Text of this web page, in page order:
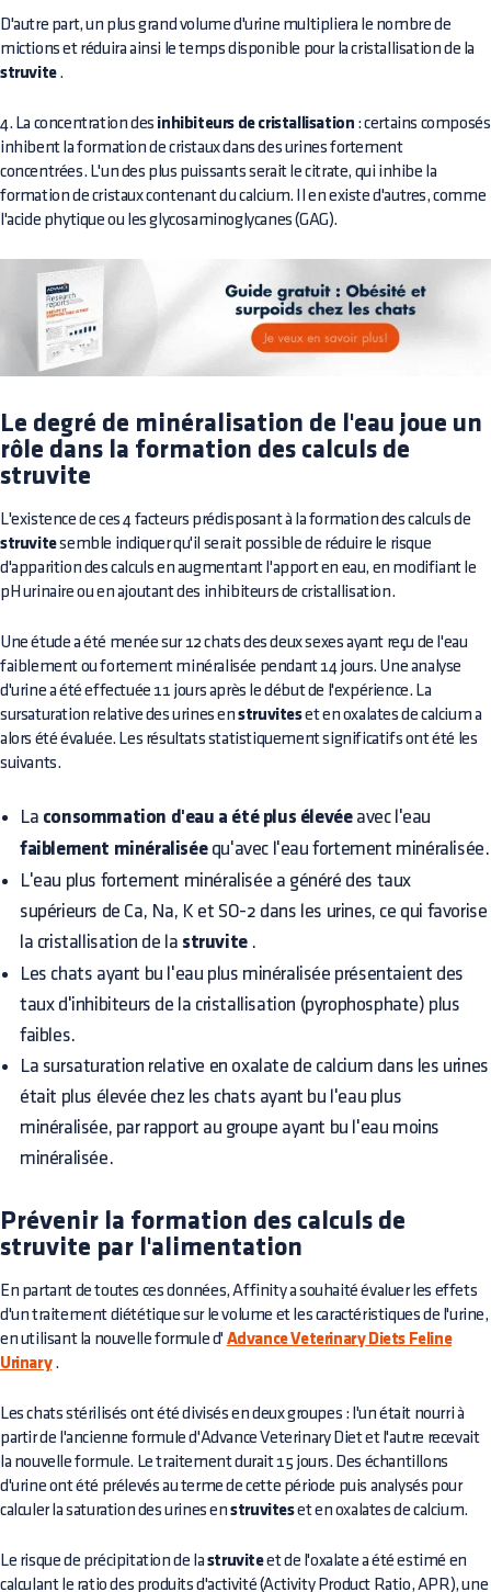
D'autre part, un plus grand volume d'urine multipliera le nombre de
mictions et réduira ainsi le temps disponible pour la cristallisation de la
struvite.
4. La concentration des inhibiteurs de cristallisation : certains composés
inhibent la formation de cristaux dans des urines fortement
concentrées. L'un des plus puissants serait le citrate, qui inhibe la
formation de cristaux contenant du calcium. Il en existe d'autres, comme
l'acide phytique ou les glycosaminoglycanes (GAG).
Le degré de minéralisation de l'eau joue un
rôle dans la formation des calculs de
struvite
L'existence de ces 4 facteurs prédisposant à la formation des calculs de
struvitesemble indiquer qu'il serait possible de réduire le risque
d'apparition des calculs en augmentant l'apport en eau, en modifiant le
pH urinaire ou en ajoutant des inhibiteurs de cristallisation.
Une étude a été menée sur 12 chats des deux sexes ayant reçu de l'eau
faiblement ou fortement minéralisée pendant 14 jours. Une analyse
d'urine a été effectuée 11 jours après le début de l'expérience. La
sursaturation relative des urines enstruviteset en oxalates de calcium a
alors été évaluée. Les résultats statistiquement significatifs ont été les
suivants.
La consommation d'eau a été plus élevéeavec l'eau
faiblement minéraliséequ'avec l'eau fortement minéralisée.
L'eau plus fortement minéralisée a généré des taux
supérieurs de Ca, Na, K et SO-2 dans les urines, ce qui favorise
la cristallisation de la struvite.
Les chats ayant bu l'eau plus minéralisée présentaient des
taux d'inhibiteurs de la cristallisation (pyrophosphate) plus
faibles.
La sursaturation relative en oxalate de calcium dans les urines
était plus élevée chez les chats ayant bu l'eau plus
minéralisée, par rapport au groupe ayant bu l'eau moins
minéralisée.
Prévenir la formation des calculs de
struvite par l'alimentation
En partant de toutes ces données, Affinity a souhaité évaluer les effets
d'un traitement diététique sur le volume et les caractéristiques de l'urine,
en utilisant la nouvelle formule d' Advance Veterinary Diets Feline
Urinary.
Les chats stérilisés ont été divisés en deux groupes : l'un était nourri à
partir de l'ancienne formule d'Advance Veterinary Diet et l'autre recevait
la nouvelle formule. Le traitement durait 15 jours. Des échantillons
d'urine ont été prélevés au terme de cette période puis analysés pour
calculer la saturation des urines enstruviteset en oxalates de calcium.
Le risque de précipitation de la struviteet de l'oxalate a été estimé en
calculant le ratio des produits d'activité (Activity Product Ratio, APR), une